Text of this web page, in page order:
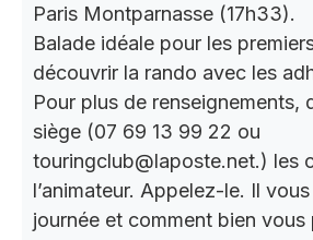
Paris Montparnasse (17h33).
Balade idéale pour les
découvrir la rando avec les
Pour plus de renseignements,
siège (07 69 13 99 22 ou
touringclub@laposte.net.) les
l’animateur. Appelez-le. Il
journée et comment bien vous